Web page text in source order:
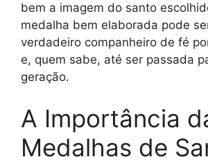
bem a imagem do santo
medalha bem elaborada pode
verdadeiro companheiro de fé
e, quem sabe, até ser passada
geração.
A Importância
Medalhas de